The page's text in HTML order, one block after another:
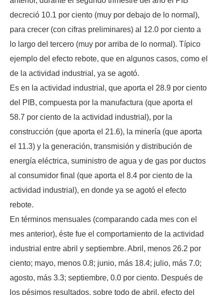
decreció 10.1 por ciento (muy por debajo de lo normal),
para crecer (con cifras preliminares) al 12.0 por ciento a
lo largo del tercero (muy por arriba de lo normal). Típico
ejemplo del efecto rebote, que en algunos casos, como el
de la actividad industrial, ya se agotó.
Es en la actividad industrial, que aporta el 28.9 por ciento
del PIB, compuesta por la manufactura (que aporta el
58.7 por ciento de la actividad industrial), por la
construcción (que aporta el 21.6), la minería (que aporta
el 11.3) y la generación, transmisión y distribución de
energía eléctrica, suministro de agua y de gas por ductos
al consumidor final (que aporta el 8.4 por ciento de la
actividad industrial), en donde ya se agotó el efecto
rebote.
En términos mensuales (comparando cada mes con el
mes anterior), éste fue el comportamiento de la actividad
industrial entre abril y septiembre. Abril, menos 26.2 por
ciento; mayo, menos 0.8; junio, más 18.4; julio, más 7.0;
agosto, más 3.3; septiembre, 0.0 por ciento. Después de
los pésimos resultados, sobre todo de abril, efecto del